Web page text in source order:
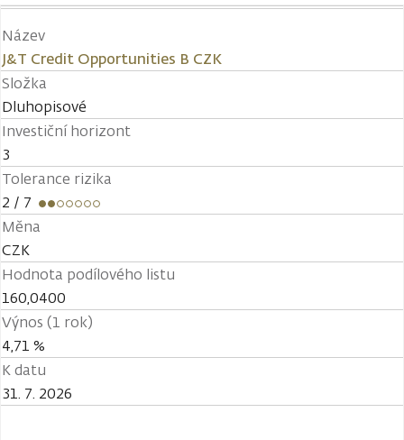
Název
J&T Credit Opportunities B CZK
Složka
Dluhopisové
Investiční horizont
3
Tolerance rizika
2 / 7
Měna
CZK
Hodnota podílového listu
160,0400
Výnos (1 rok)
4,71 %
K datu
31. 7. 2026